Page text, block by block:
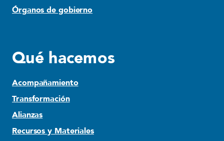
Órganos de gobierno
Qué hacemos
Acompañamiento
Transformación
Alianzas
Recursos y Materiales